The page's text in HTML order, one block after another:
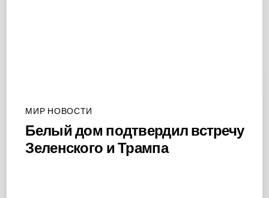
МИР НОВОСТИ
Белый дом подтвердил встречу
Зеленского и Трампа